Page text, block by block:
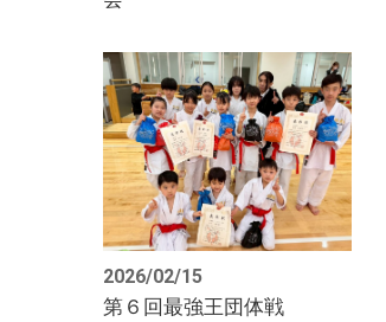
2026/02/15
第６回最強王団体戦